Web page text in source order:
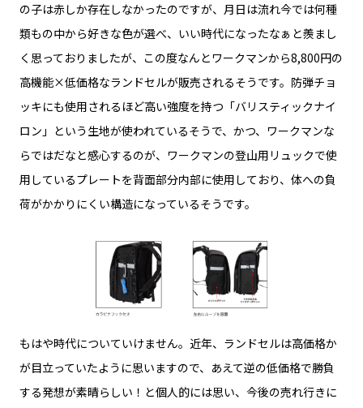
の子は赤しか存在しなかったのですが、月日は流れ今では何種
類もの中から好きな色が選べ、いい時代になったなぁと羨まし
く思っておりましたが、この度なんとワークマンから8,800円の
高機能×低価格なランドセルが販売されるそうです。防弾チョ
ッキにも使用されるほど高い強度を持つ「バリスティックナイ
ロン」という生地が使われているそうで、かつ、ワークマンな
らではだなと感心するのが、ワークマンの登山用リュックで使
用しているプレートを背面部分内部に使用しており、体への負
荷がかかりにくい構造になっているそうです。
もはや時代についていけません。近年、ランドセルは高価格か
が目立っていたように思いますので、あえて逆の低価格で勝負
する発想が素晴らしい！と個人的には思い、今後の売れ行きに